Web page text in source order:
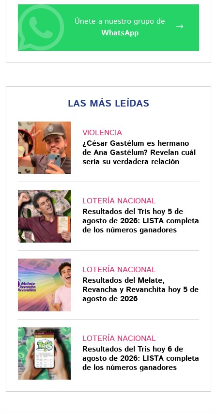
Únete a nuestro grupo de
WhatsApp
LAS MÁS LEÍDAS
VIOLENCIA
¿César Gastélum es hermano
de Ana Gastélum? Revelan cuál
sería su verdadera relación
LOTERÍA NACIONAL
Resultados del Tris hoy 5 de
agosto de 2026: LISTA completa
de los números ganadores
LOTERÍA NACIONAL
Resultados del Melate,
Revancha y Revanchita hoy 5 de
agosto de 2026
LOTERÍA NACIONAL
Resultados del Tris hoy 6 de
agosto de 2026: LISTA completa
de los números ganadores